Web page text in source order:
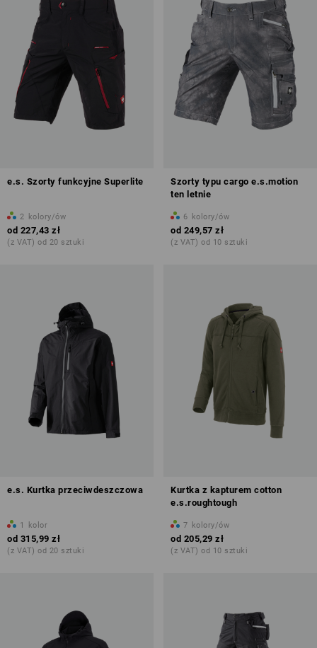
e.s. Szorty funkcyjne Superlite
2 kolory/ów
od 227,43 zł
(z VAT) od 20 sztuki
Szorty typu cargo e.s.motion
ten letnie
6 kolory/ów
od 249,57 zł
(z VAT) od 10 sztuki
e.s. Kurtka przeciwdeszczowa
1 kolor
od 315,99 zł
(z VAT) od 20 sztuki
Kurtka z kapturem cotton
e.s.roughtough
7 kolory/ów
od 205,29 zł
(z VAT) od 10 sztuki